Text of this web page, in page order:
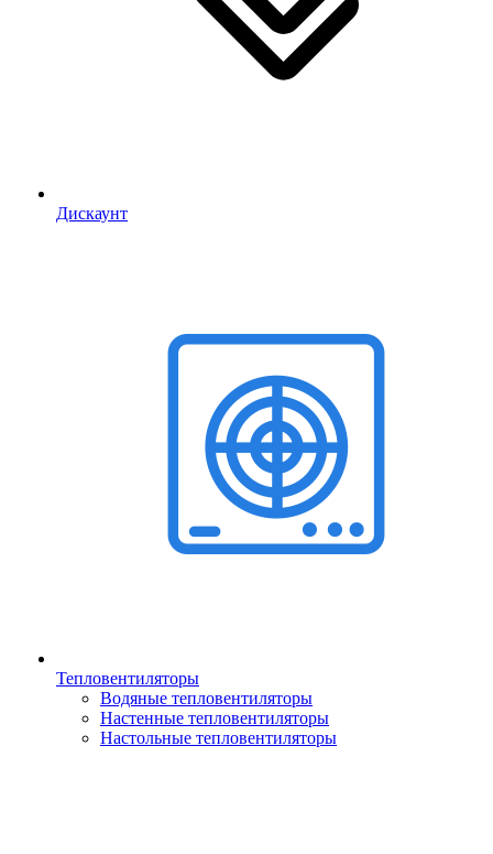
Дискаунт
Тепловентиляторы
Водяные тепловентиляторы
Настенные тепловентиляторы
Настольные тепловентиляторы